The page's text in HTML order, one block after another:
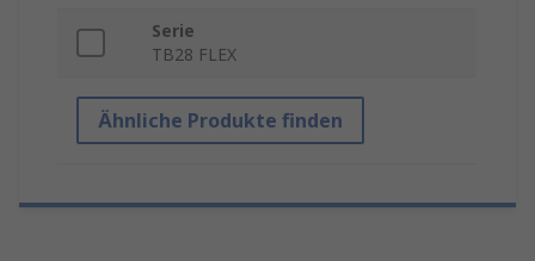
Serie
TB28 FLEX
Ähnliche Produkte finden